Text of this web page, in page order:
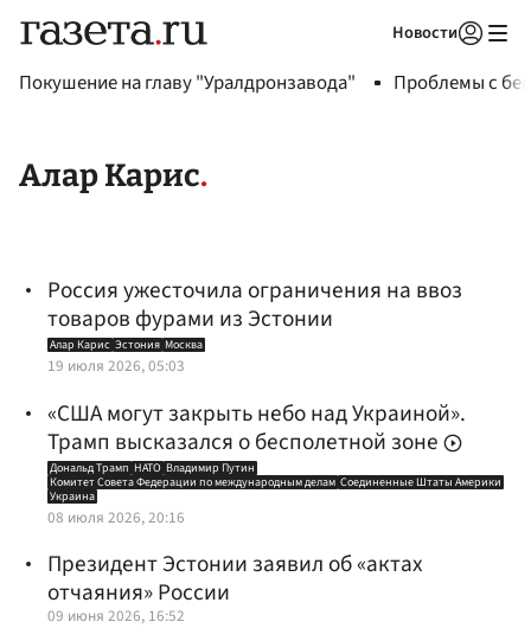
Новости
Покушение на главу "Уралдронзавода" Проблемы с
Алар Карис
Россия ужесточила ограничения на ввоз
товаров фурами из Эстонии
Алар Карис Эстония Москва
19 июля 2026, 05:03
«США могут закрыть небо над Украиной».
Трамп высказался о бесполетной зоне
Дональд Трамп НАТО Владимир Путин
Комитет Совета Федерации по международным делам Соединенные Штаты Америки
Украина
08 июля 2026, 20:16
Президент Эстонии заявил об «актах
отчаяния» России
09 июня 2026, 16:52